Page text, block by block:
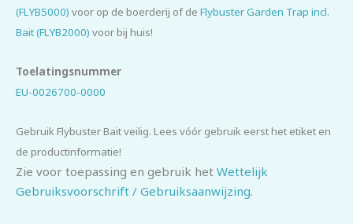
(FLYB5000) voor op de boerderij of de Flybuster Garden Trap incl.
Bait (FLYB2000) voor bij huis!
Toelatingsnummer
EU-0026700-0000
Gebruik Flybuster Bait veilig. Lees vóór gebruik eerst het etiket en
de productinformatie!
Zie voor toepassing en gebruik het Wettelijk
Gebruiksvoorschrift / Gebruiksaanwijzing.